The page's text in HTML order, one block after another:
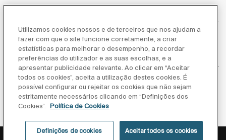
Fornecedores
Segue-nos
Política de privacidade
Utilizamos cookies nossos e de terceiros que nos ajudam a
fazer com que o site funcione corretamente, a criar
estatísticas para melhorar o desempenho, a recordar
preferências do utilizador e as suas escolhas, e a
apresentar publicidade relevante. Ao clicar em “Aceitar
todos os cookies”, aceita a utilização destes cookies. É
possível configurar ou rejeitar os cookies que não sejam
estritamente necessários clicando em “Definições dos
Cookies”.
Política de Cookies
Definições de cookies Aceitar todos os cookies